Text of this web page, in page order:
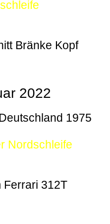
Bränke Kopf
2022
1975
Nordschleife
Ferrari 312T